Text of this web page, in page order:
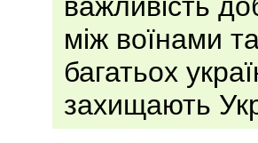
між воїнами
багатьох
захищають